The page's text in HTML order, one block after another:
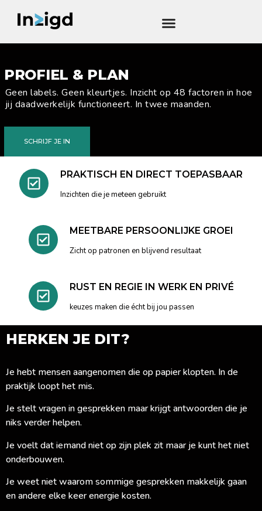
PROFIEL & PLAN
Geen labels. Geen kleurtjes. Inzicht op 48 factoren in hoe
jij daadwerkelijk functioneert. In twee maanden.
SCHRIJF JE IN
PRAKTISCH EN DIRECT TOEPASBAAR
Inzichten die je meteen gebruikt
MEETBARE PERSOONLIJKE GROEI
Zicht op patronen en blijvend resultaat
RUST EN REGIE IN WERK EN PRIVÉ
keuzes maken die écht bij jou passen
HERKEN JE DIT?
Je hebt mensen aangenomen die op papier klopten. In de
praktijk loopt het mis.
Je stelt vragen in gesprekken maar krijgt antwoorden die je
niks verder helpen.
Je voelt dat iemand niet op zijn plek zit maar je kunt het niet
onderbouwen.
Je weet niet waarom sommige gesprekken makkelijk gaan
en andere elke keer energie kosten.